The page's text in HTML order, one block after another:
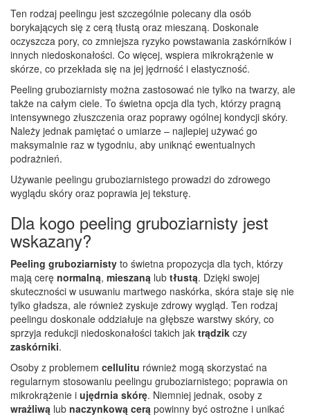
Ten rodzaj peelingu jest szczególnie polecany dla osób
borykających się z cerą tłustą oraz mieszaną. Doskonale
oczyszcza pory, co zmniejsza ryzyko powstawania zaskórników i
innych niedoskonałości. Co więcej, wspiera mikrokrążenie w
skórze, co przekłada się na jej jędrność i elastyczność.
Peeling gruboziarnisty można zastosować nie tylko na twarzy, ale
także na całym ciele. To świetna opcja dla tych, którzy pragną
intensywnego złuszczenia oraz poprawy ogólnej kondycji skóry.
Należy jednak pamiętać o umiarze – najlepiej używać go
maksymalnie raz w tygodniu, aby uniknąć ewentualnych
podrażnień.
Używanie peelingu gruboziarnistego prowadzi do zdrowego
wyglądu skóry oraz poprawia jej teksturę.
Dla kogo peeling gruboziarnisty jest
wskazany?
Peeling gruboziarnisty to świetna propozycja dla tych, którzy
mają cerę normalną, mieszaną lub tłustą. Dzięki swojej
skuteczności w usuwaniu martwego naskórka, skóra staje się nie
tylko gładsza, ale również zyskuje zdrowy wygląd. Ten rodzaj
peelingu doskonale oddziałuje na głębsze warstwy skóry, co
sprzyja redukcji niedoskonałości takich jak trądzik czy
zaskórniki.
Osoby z problemem cellulitu również mogą skorzystać na
regularnym stosowaniu peelingu gruboziarnistego; poprawia on
mikrokrążenie i ujędrnia skórę. Niemniej jednak, osoby z
wrażliwą lub naczynkową cerą powinny być ostrożne i unikać